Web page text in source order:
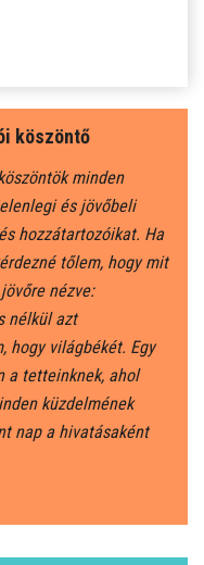
köszöntő
minden
és jövőbeli
hozzátartozóikat. Ha
tőlem, hogy mit
nézve:
nélkül azt
hogy világbékét. Egy
a tetteinknek, ahol
küzdelmének
nap a hivatásaként